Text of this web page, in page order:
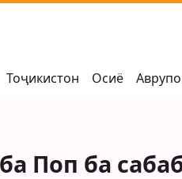
Тоҷикистон Осиё Аврупо
Поп ба